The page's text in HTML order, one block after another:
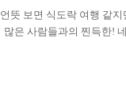
언뜻 보면 식도락 여행 같지
많은 사람들과의 찐득한!